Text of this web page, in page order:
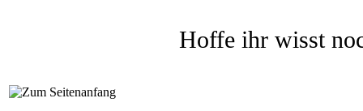
Hoffe ihr wisst